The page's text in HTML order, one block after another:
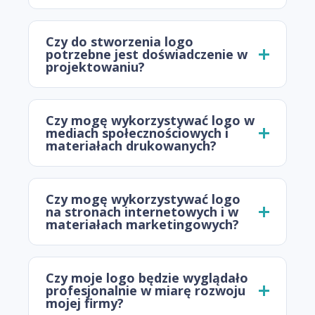
Czy do stworzenia logo
potrzebne jest doświadczenie w
projektowaniu?
Czy mogę wykorzystywać logo w
mediach społecznościowych i
materiałach drukowanych?
Czy mogę wykorzystywać logo
na stronach internetowych i w
materiałach marketingowych?
Czy moje logo będzie wyglądało
profesjonalnie w miarę rozwoju
mojej firmy?